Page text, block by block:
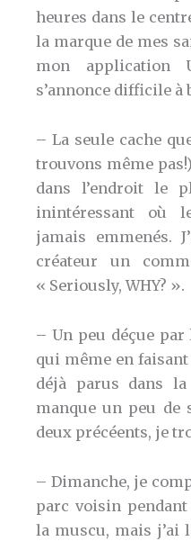
heures dans le
la marque de mes
mon application
s’annonce difficile à
– La seule cache
trouvons même
dans l’endroit le
inintéressant où
jamais emmenés.
créateur un
« Seriously, WHY? ».
– Un peu déçue par
qui même en
déjà parus dans
manque un peu de
deux précéents, je
– Dimanche, je
parc voisin
la muscu, mais j’ai